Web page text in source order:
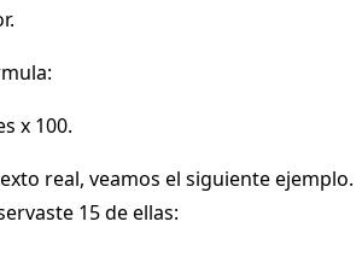
x 100.
real, veamos el siguiente ejemplo.
15 de ellas: